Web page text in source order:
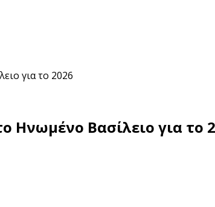
για το 2026
Ηνωμένο Βασίλειο για το